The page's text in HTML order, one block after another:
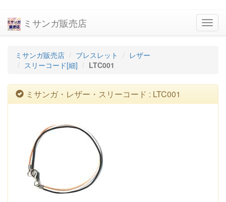
ミサンガ販売店
ミサンガ販売店 ブレスレット
レザー
スリーコード[細]
LTC001
ミサンガ・レザー・スリーコード : LTC001